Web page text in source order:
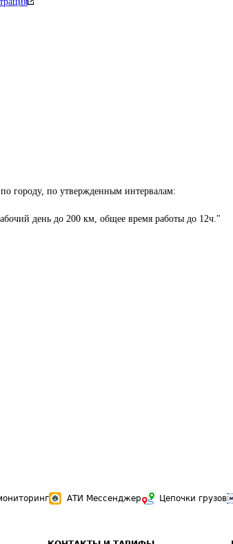
городу, по утвержденным интервалам:
день до 200 км, общее время работы до 12ч."
АТИ Мессенджер Цепочки грузов